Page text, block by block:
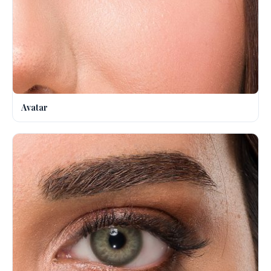
Avatar